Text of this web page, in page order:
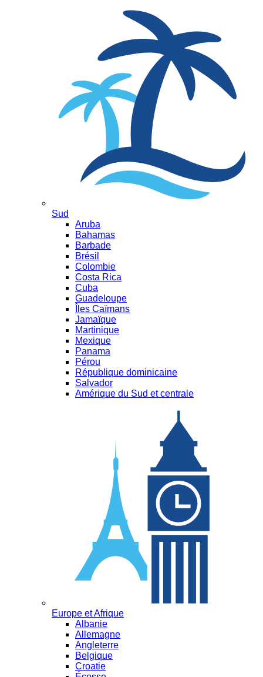
Sud
Aruba
Bahamas
Barbade
Brésil
Colombie
Costa Rica
Cuba
Guadeloupe
Îles Caïmans
Jamaïque
Martinique
Mexique
Panama
Pérou
République dominicaine
Salvador
Amérique du Sud et centrale
Europe et Afrique
Albanie
Allemagne
Angleterre
Belgique
Croatie